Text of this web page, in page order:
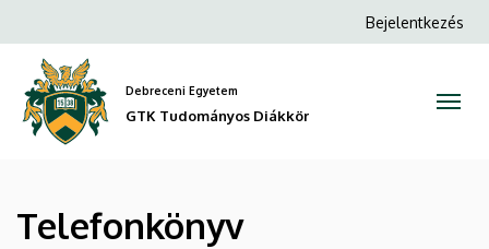
GTK
Tudományos
Diákkör
a
tartalomra
Anonim
Bejelentkezés
Debreceni Egyetem
GTK Tudományos Diákkör
Telefonkönyv